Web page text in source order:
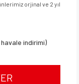
orjinal ve 2 yıl
indirimi)